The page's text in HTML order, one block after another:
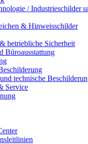
/ Industrieschilder
& Hinweisschilder
betriebliche Sicherheit
Büroausstattung
technische
Service